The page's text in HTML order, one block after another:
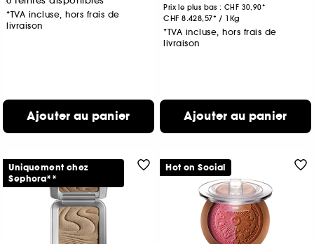
*TVA incluse, hors frais de
livraison
Ajouter au panier
Prix le plus bas :CHF 30,90
CHF 8.428,57 / 1Kg
*TVA incluse, hors frais de
livraison
Ajouter au panier
Uniquement chez
Sephora**
Hot on Social